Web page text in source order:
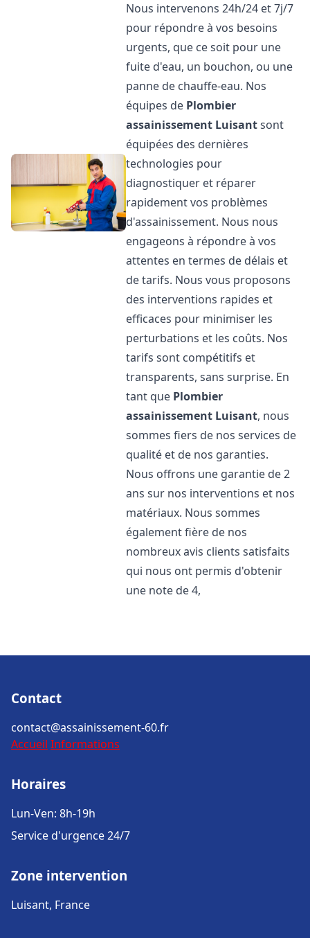
Nous intervenons 24h/24 et 7j/7
pour répondre à vos besoins
urgents, que ce soit pour une
fuite d'eau, un bouchon, ou une
panne de chauffe-eau. Nos
équipes de Plombier
assainissement Luisantsont
équipées des dernières
technologies pour
diagnostiquer et réparer
rapidement vos problèmes
d'assainissement. Nous nous
engageons à répondre à vos
attentes en termes de délais et
de tarifs. Nous vous proposons
des interventions rapides et
efficaces pour minimiser les
perturbations et les coûts. Nos
tarifs sont compétitifs et
transparents, sans surprise. En
tant que Plombier
assainissement Luisant, nous
sommes fiers de nos services de
qualité et de nos garanties.
Nous offrons une garantie de 2
ans sur nos interventions et nos
matériaux. Nous sommes
également fière de nos
nombreux avis clients satisfaits
qui nous ont permis d'obtenir
une note de 4,
Contact
contact@assainissement-60.fr
Accueil Informations
Horaires
Lun-Ven: 8h-19h
Service d'urgence 24/7
Zone intervention
Luisant, France